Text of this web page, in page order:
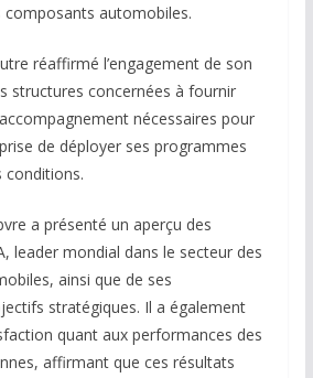
composants automobiles.
réaffirmé l’engagement de son
structures concernées à fournir
nécessaires pour
de déployer ses programmes
conditions.
a présenté un aperçu des
leader mondial dans le secteur des
ainsi que de ses
stratégiques. Il a également
quant aux performances des
affirmant que ces résultats